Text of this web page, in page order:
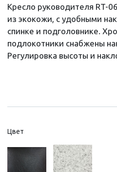
Кресло руководителя RT-
из экокожи, с удобными
спинке и подголовнике.
подлокотники снабжены
Регулировка высоты и
Цвет